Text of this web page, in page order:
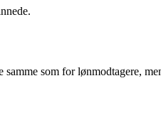
som for lønmodtagere,